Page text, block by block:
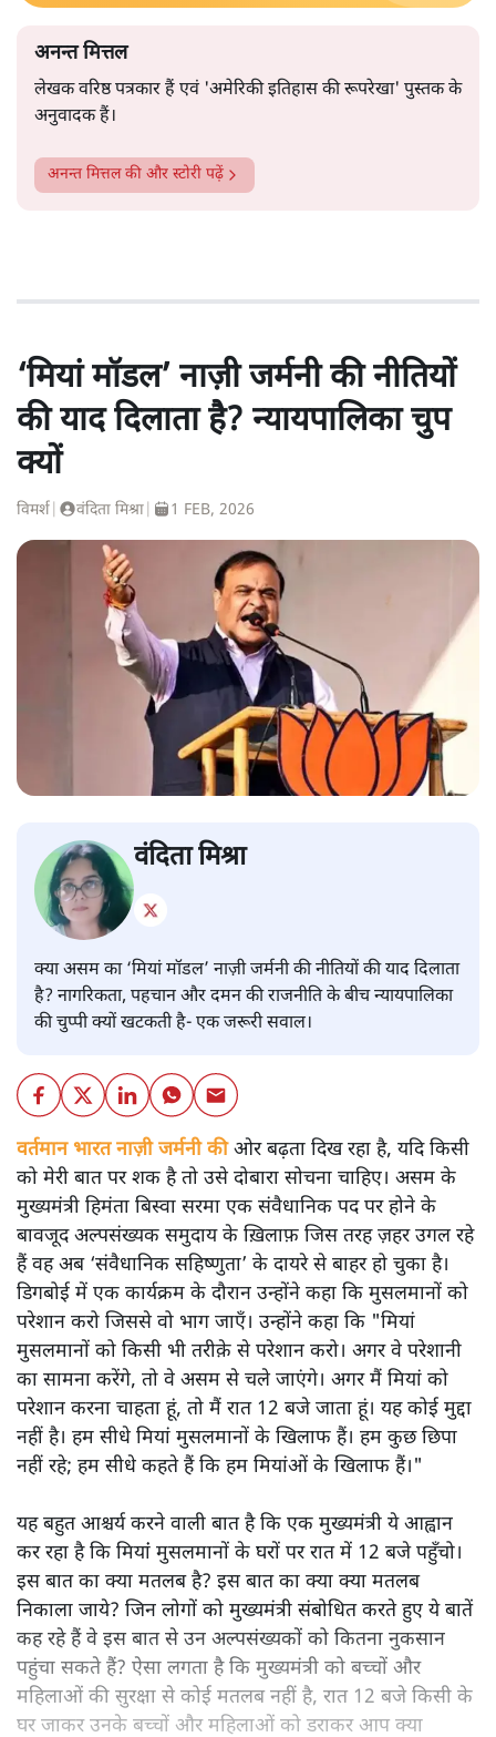
अनन्त मित्तल
लेखक वरिष्ठ पत्रकार हैं एवं 'अमेरिकी इतिहास की रूपरेखा' पुस्तक के
अनुवादक हैं।
अनन्त मित्तलकी और स्टोरी पढ़ें
‘मियां मॉडल’ नाज़ी जर्मनी की नीतियों
की याद दिलाता है? न्यायपालिका चुप
क्यों
विमर्श वंदिता मिश्रा 1 FEB, 2026
वंदिता मिश्रा
क्या असम का ‘मियां मॉडल’ नाज़ी जर्मनी की नीतियों की याद दिलाता
है? नागरिकता, पहचान और दमन की राजनीति के बीच न्यायपालिका
की चुप्पी क्यों खटकती है- एक जरूरी सवाल।
वर्तमान भारत नाज़ी जर्मनी कीओर बढ़ता दिख रहा है, यदि किसी
को मेरी बात पर शक है तो उसे दोबारा सोचना चाहिए। असम के
मुख्यमंत्री हिमंता बिस्वा सरमा एक संवैधानिक पद पर होने के
बावजूद अल्पसंख्यक समुदाय के ख़िलाफ़ जिस तरह ज़हर उगल रहे
हैं वह अब ‘संवैधानिक सहिष्णुता’ के दायरे से बाहर हो चुका है।
डिगबोई में एक कार्यक्रम के दौरान उन्होंने कहा कि मुसलमानों को
परेशान करो जिससे वो भाग जाएँ। उन्होंने कहा कि "मियां
मुसलमानों को किसी भी तरीक़े से परेशान करो। अगर वे परेशानी
का सामना करेंगे, तो वे असम से चले जाएंगे। अगर मैं मियां को
परेशान करना चाहता हूं, तो मैं रात 12 बजे जाता हूं। यह कोई मुद्दा
नहीं है। हम सीधे मियां मुसलमानों के खिलाफ हैं। हम कुछ छिपा
नहीं रहे; हम सीधे कहते हैं कि हम मियांओं के खिलाफ हैं।"
यह बहुत आश्चर्य करने वाली बात है कि एक मुख्यमंत्री ये आह्वान
कर रहा है कि मियांं मुसलमानों के घरों पर रात में 12 बजे पहुँचो।
इस बात का क्या मतलब है? इस बात का क्या क्या मतलब
निकाला जाये? जिन लोगों को मुख्यमंत्री संबोधित करते हुए ये बातें
कह रहे हैं वे इस बात से उन अल्पसंख्यकों को कितना नुकसान
पहुंचा सकते हैं? ऐसा लगता है कि मुख्यमंत्री को बच्चों और
महिलाओं की सुरक्षा से कोई मतलब नहीं है, रात 12 बजे किसी के
घर जाकर उनके बच्चों और महिलाओं को डराकर आप क्या